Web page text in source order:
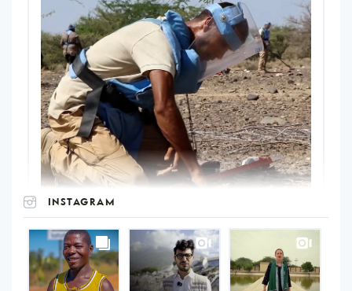
INSTAGRAM
UNOPS
on
Instagram